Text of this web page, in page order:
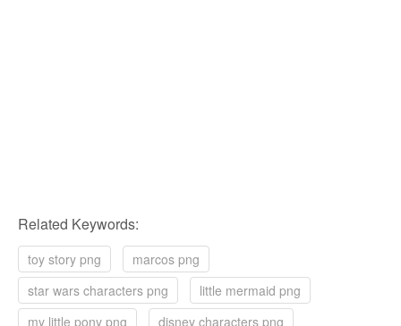
Related Keywords:
toy story png
marcos png
star wars characters png
little mermaid png
my little pony png
disney characters png